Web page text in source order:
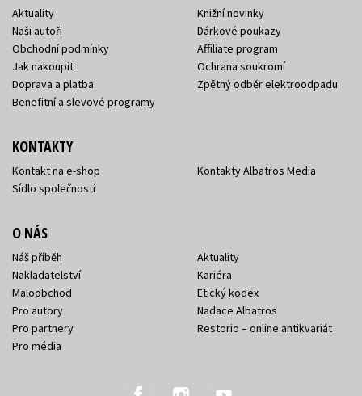
Aktuality
Naši autoři
Obchodní podmínky
Jak nakoupit
Doprava a platba
Benefitní a slevové programy
Knižní novinky
Dárkové poukazy
Affiliate program
Ochrana soukromí
Zpětný odběr elektroodpadu
KONTAKTY
Kontakt na e-shop
Sídlo společnosti
Kontakty Albatros Media
O NÁS
Náš příběh
Nakladatelství
Maloobchod
Pro autory
Pro partnery
Pro média
Aktuality
Kariéra
Etický kodex
Nadace Albatros
Restorio – online antikvariát